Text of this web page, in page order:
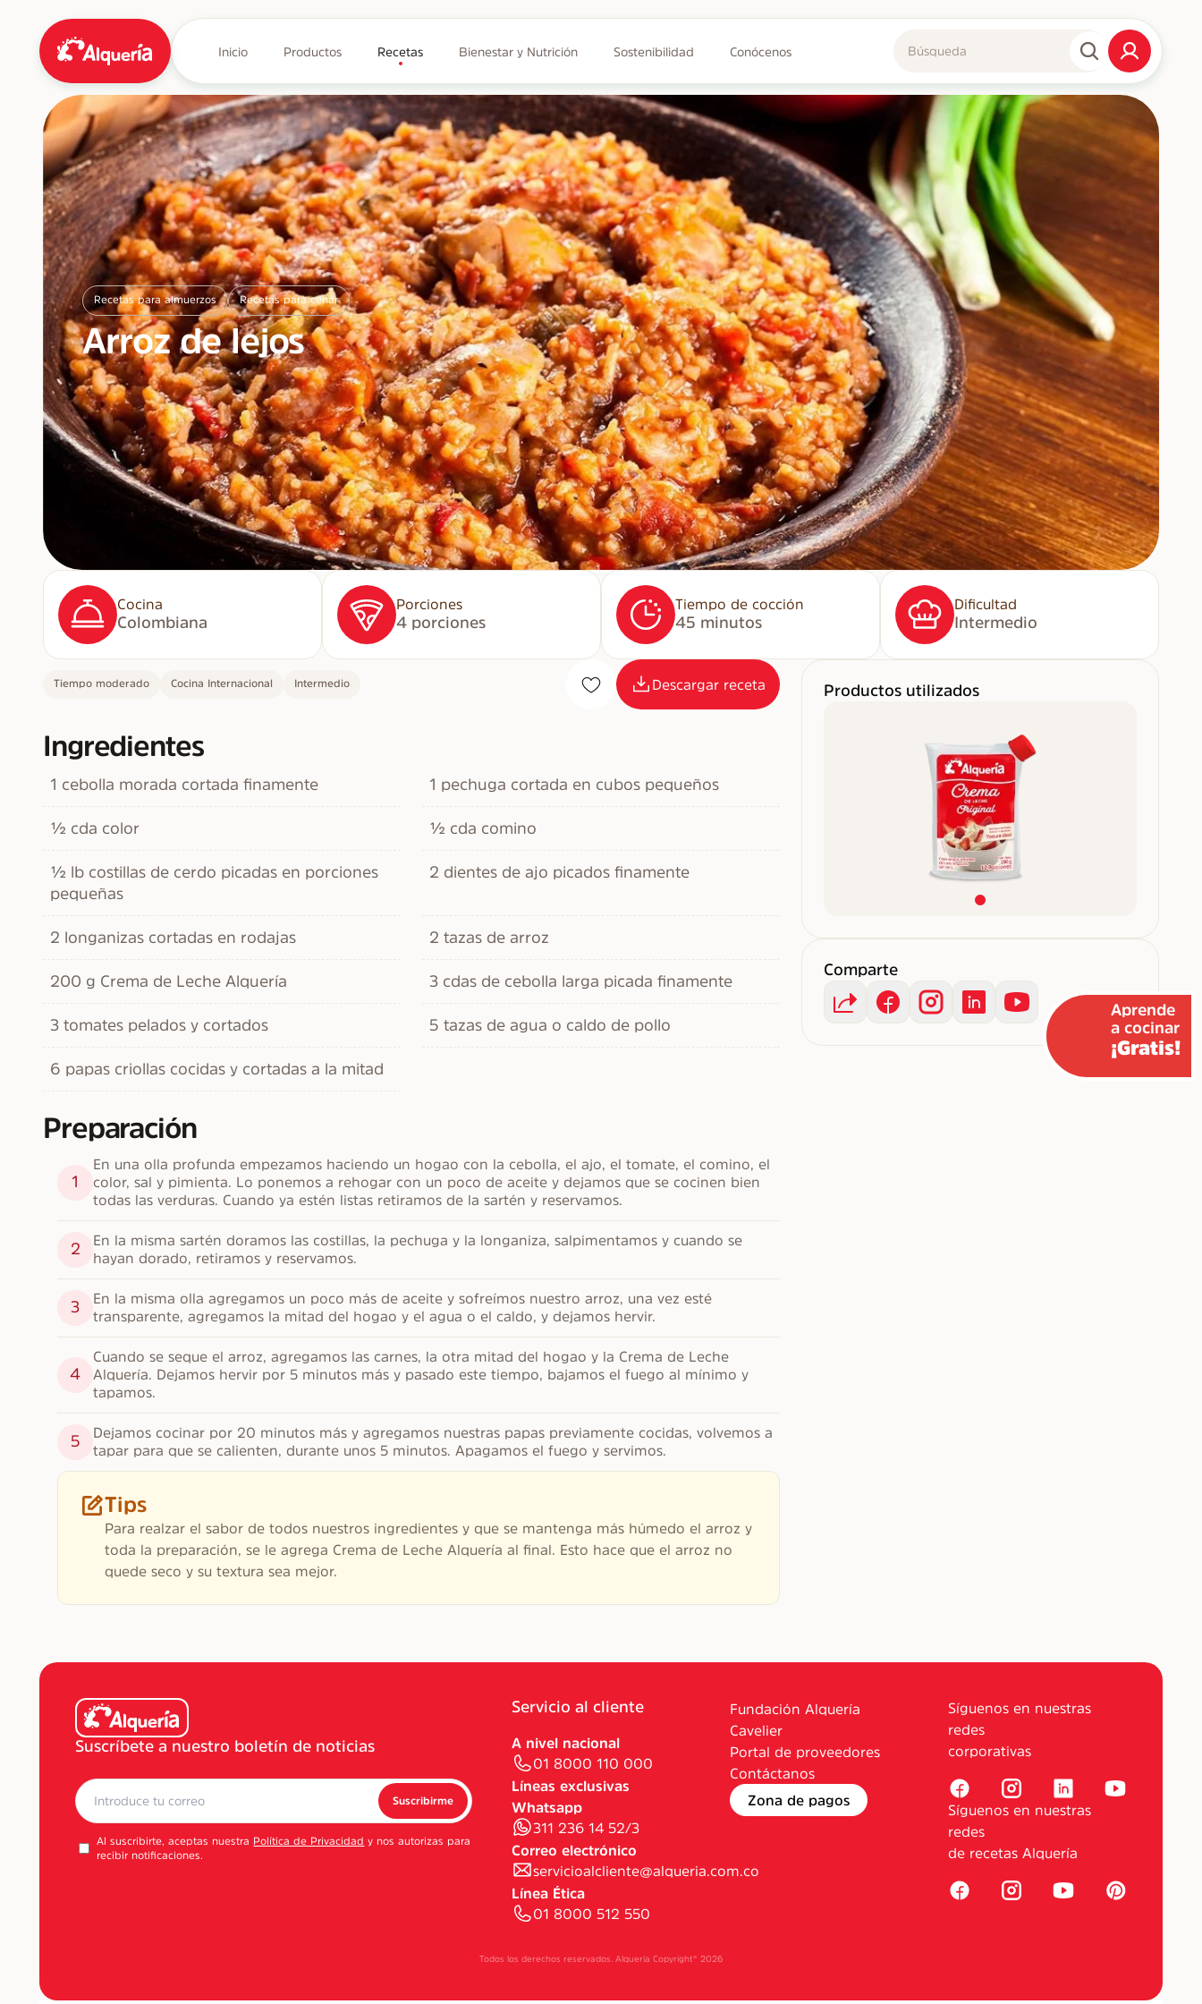
Inicio Productos Recetas Bienestar y Nutrición Sostenibilidad Conócenos
Recetas para almuerzos Recetas para cenar
Arroz de lejos
Cocina
Colombiana
Porciones
4 porciones
Tiempo de cocción
45 minutos
Dificultad
Intermedio
Tiempo moderado Cocina Internacional Intermedio Descargar receta
Ingredientes
1 cebolla morada cortada finamente 1 pechuga cortada en cubos pequeños
½ cda color ½ cda comino
½ lb costillas de cerdo picadas en porciones
pequeñas
2 dientes de ajo picados finamente
2 longanizas cortadas en rodajas 2 tazas de arroz
200 g Crema de Leche Alquería 3 cdas de cebolla larga picada finamente
3 tomates pelados y cortados 5 tazas de agua o caldo de pollo
6 papas criollas cocidas y cortadas a la mitad
Preparación
1
En una olla profunda empezamos haciendo un hogao con la cebolla, el ajo, el tomate, el comino, el
color, sal y pimienta. Lo ponemos a rehogar con un poco de aceite y dejamos que se cocinen bien
todas las verduras. Cuando ya estén listas retiramos de la sartén y reservamos.
2
En la misma sartén doramos las costillas, la pechuga y la longaniza, salpimentamos y cuando se
hayan dorado, retiramos y reservamos.
3
En la misma olla agregamos un poco más de aceite y sofreímos nuestro arroz, una vez esté
transparente, agregamos la mitad del hogao y el agua o el caldo, y dejamos hervir.
4
Cuando se seque el arroz, agregamos las carnes, la otra mitad del hogao y la Crema de Leche
Alquería. Dejamos hervir por 5 minutos más y pasado este tiempo, bajamos el fuego al mínimo y
tapamos.
5
Dejamos cocinar por 20 minutos más y agregamos nuestras papas previamente cocidas, volvemos a
tapar para que se calienten, durante unos 5 minutos. Apagamos el fuego y servimos.
Tips
Para realzar el sabor de todos nuestros ingredientes y que se mantenga más húmedo el arroz y
toda la preparación, se le agrega Crema de Leche Alquería al final. Esto hace que el arroz no
quede seco y su textura sea mejor.
Productos utilizados
Comparte
Suscríbete a nuestro boletín de noticias
Suscribirme
Al suscribirte, aceptas nuestra Política de Privacidad y nos autorizas para
recibir notificaciones.
Servicio al cliente
A nivel nacional
01 8000 110 000
Líneas exclusivas
Whatsapp
311 236 14 52/3
Correo electrónico
servicioalcliente@alqueria.com.co
Línea Ética
01 8000 512 550
Fundación Alquería
Cavelier
Portal de proveedores
Contáctanos
Zona de pagos
Síguenos en nuestras
redes
corporativas
Síguenos en nuestras
redes
de recetas Alquería
Todos los derechos reservados. Alquería Copyright® 2026
Aprende
a cocinar
¡Gratis!